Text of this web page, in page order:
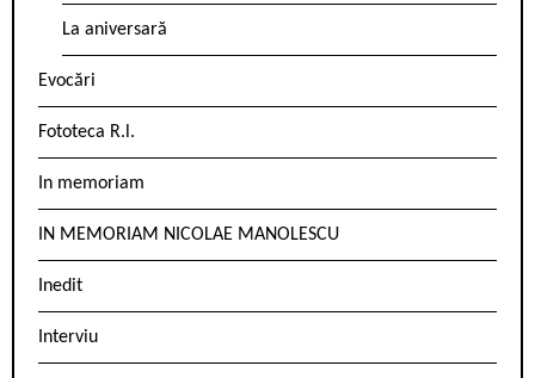
La aniversară
Evocări
Fototeca R.l.
In memoriam
IN MEMORIAM NICOLAE MANOLESCU
Inedit
Interviu